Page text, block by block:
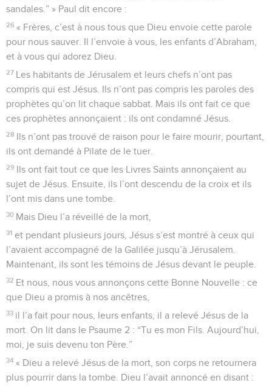
sandales.” » Paul dit encore :
26 « Frères, c’est à nous tous que Dieu envoie cette parole
pour nous sauver. Il l’envoie à vous, les enfants d’Abraham,
et à vous qui adorez Dieu.
27 Les habitants de Jérusalem et leurs chefs n’ont pas
compris qui est Jésus. Ils n’ont pas compris les paroles des
prophètes qu’on lit chaque sabbat. Mais ils ont fait ce que
ces prophètes annonçaient : ils ont condamné Jésus.
28 Ils n’ont pas trouvé de raison pour le faire mourir, pourtant,
ils ont demandé à Pilate de le tuer.
29 Ils ont fait tout ce que les Livres Saints annonçaient au
sujet de Jésus. Ensuite, ils l’ont descendu de la croix et ils
l’ont mis dans une tombe.
30 Mais Dieu l’a réveillé de la mort,
31 et pendant plusieurs jours, Jésus s’est montré à ceux qui
l’avaient accompagné de la Galilée jusqu’à Jérusalem.
Maintenant, ils sont les témoins de Jésus devant le peuple.
32 Et nous, nous vous annonçons cette Bonne Nouvelle : ce
que Dieu a promis à nos ancêtres,
33 il l’a fait pour nous, leurs enfants, il a relevé Jésus de la
mort. On lit dans le Psaume 2 : “Tu es mon Fils. Aujourd’hui,
moi, je suis devenu ton Père.”
34 « Dieu a relevé Jésus de la mort, son corps ne retournera
plus pourrir dans la tombe. Dieu l’avait annoncé en disant :